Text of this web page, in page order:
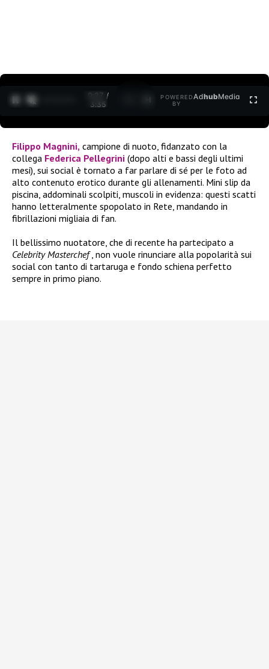
0:27 /
3:35
POWERED
BY
AdhubMedia
Filippo Magnini, campione di nuoto, fidanzato con la
collega Federica Pellegrini (dopo alti e bassi degli ultimi
mesi), sui social è tornato a far parlare di sé per le foto ad
alto contenuto erotico durante gli allenamenti. Mini slip da
piscina, addominali scolpiti, muscoli in evidenza: questi scatti
hanno letteralmente spopolato in Rete, mandando in
fibrillazioni migliaia di fan.
Il bellissimo nuotatore, che di recente ha partecipato a
Celebrity Masterchef, non vuole rinunciare alla popolarità sui
social con tanto di tartaruga e fondo schiena perfetto
sempre in primo piano.